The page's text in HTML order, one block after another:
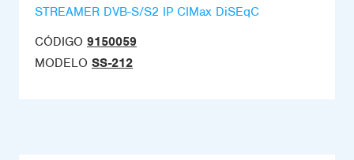
STREAMER DVB-S/S2 IP CIMax DiSEqC
CÓDIGO 9150059
MODELO SS-212